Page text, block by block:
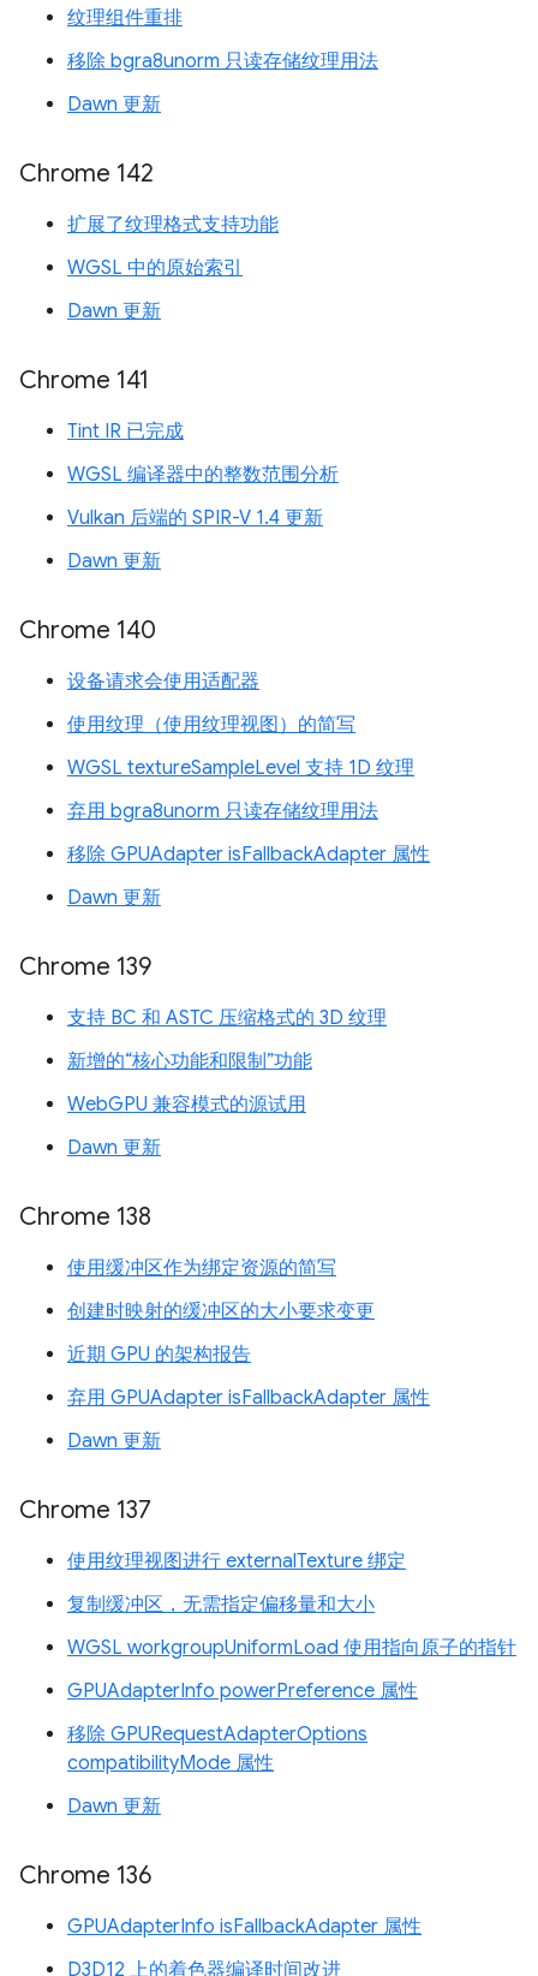
纹理组件重排
移除 bgra8unorm 只读存储纹理用法
Dawn 更新
Chrome 142
扩展了纹理格式支持功能
WGSL 中的原始索引
Dawn 更新
Chrome 141
Tint IR 已完成
WGSL 编译器中的整数范围分析
Vulkan 后端的 SPIR-V 1.4 更新
Dawn 更新
Chrome 140
设备请求会使用适配器
使用纹理（使用纹理视图）的简写
WGSL textureSampleLevel 支持 1D 纹理
弃用 bgra8unorm 只读存储纹理用法
移除 GPUAdapter isFallbackAdapter 属性
Dawn 更新
Chrome 139
支持 BC 和 ASTC 压缩格式的 3D 纹理
新增的“核心功能和限制”功能
WebGPU 兼容模式的源试用
Dawn 更新
Chrome 138
使用缓冲区作为绑定资源的简写
创建时映射的缓冲区的大小要求变更
近期 GPU 的架构报告
弃用 GPUAdapter isFallbackAdapter 属性
Dawn 更新
Chrome 137
使用纹理视图进行 externalTexture 绑定
复制缓冲区，无需指定偏移量和大小
WGSL workgroupUniformLoad 使用指向原子的指针
GPUAdapterInfo powerPreference 属性
移除 GPURequestAdapterOptions
compatibilityMode 属性
Dawn 更新
Chrome 136
GPUAdapterInfo isFallbackAdapter 属性
D3D12 上的着色器编译时间改进